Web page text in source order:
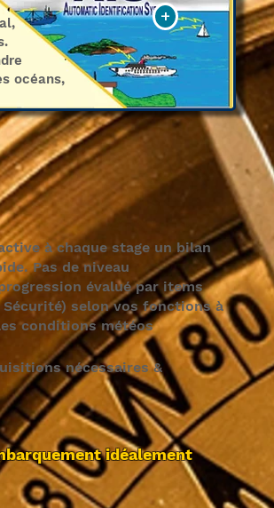
+
océans,
à chaque stage un bilan
Pas de niveau
évalué par items
selon vos fonctions à
conditions météos
nécessaires &
idéalement